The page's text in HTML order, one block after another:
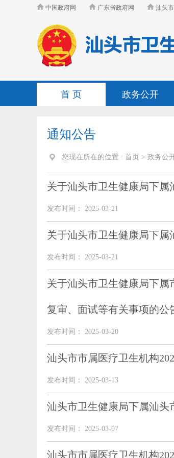
中国政府网 广东省政府网 汕头
首 页 政务公开
通知公告
您现在所在的位置 : 首页 > 政务公
关于汕头市卫生健康局下
发布时间： 2025-03-21
关于汕头市卫生健康局下
发布时间： 2025-03-21
关于汕头市卫生健康局下属
复审、面试等有关事项的公
发布时间： 2025-03-20
汕头市市属医疗卫生机构
发布时间： 2025-03-13
汕头市卫生健康局下属汕头
发布时间： 2025-03-07
汕头市市属医疗卫生机构